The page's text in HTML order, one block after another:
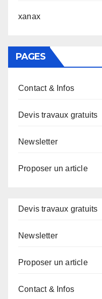
xanax
PAGES
Contact & Infos
Devis travaux gratuits
Newsletter
Proposer un article
Devis travaux gratuits
Newsletter
Proposer un article
Contact & Infos